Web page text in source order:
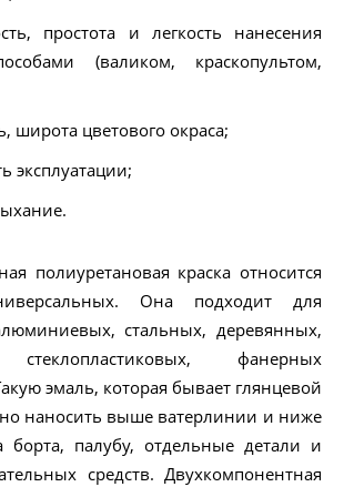
простота и легкость нанесения
(валиком, краскопультом,
широта цветового окраса;
эксплуатации;
полиуретановая краска относится
Она подходит для
стальных, деревянных,
стеклопластиковых, фанерных
эмаль, которая бывает глянцевой
наносить выше ватерлинии и ниже
борта, палубу, отдельные детали и
средств. Двухкомпонентная